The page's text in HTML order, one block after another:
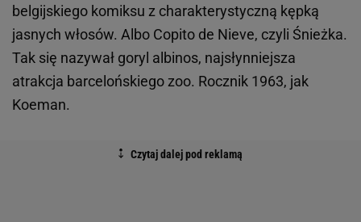
belgijskiego komiksu z charakterystyczną kępką
jasnych włosów. Albo Copito de Nieve, czyli Śnieżka.
Tak się nazywał goryl albinos, najsłynniejsza
atrakcja barcelońskiego zoo. Rocznik 1963, jak
Koeman.